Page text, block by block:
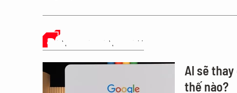
ĐÁNH GIÁ SẢN PHẨM
AI sẽ
thế nào?